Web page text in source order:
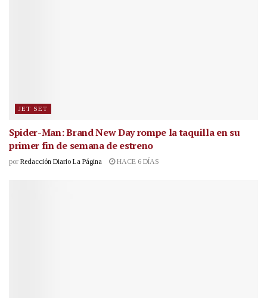
JET SET
Spider-Man: Brand New Day rompe la taquilla en su
primer fin de semana de estreno
por Redacción Diario La Página HACE 6 DÍAS